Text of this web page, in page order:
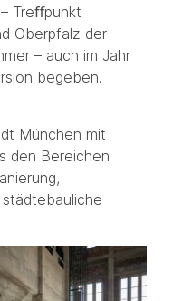
Treﬀpunkt
Oberpfalz der
– auch im Jahr
begeben.
München mit
den Bereichen